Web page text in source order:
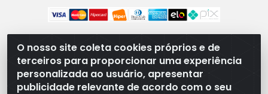
O nosso site coleta cookies próprios e de
terceiros para proporcionar uma experiência
personalizada ao usuário, apresentar
publicidade relevante de acordo com o seu
WB Componentes Automotivos LTDA - CNPJ
08.528.393/0001-12 - Rua do Níquel, 667 - Parque
Oeste Industrial, Goiânia/GO - CEP 74375-660